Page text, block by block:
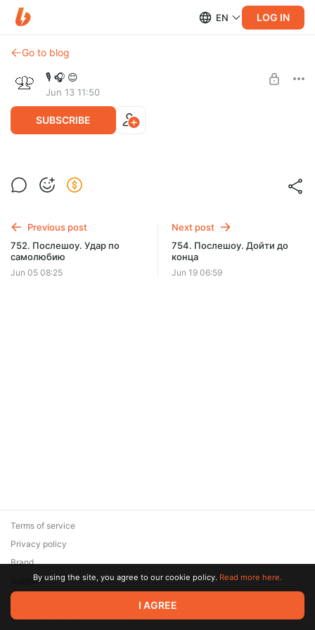
EN LOG IN
Go to blog
🎙 🎧 😊
Jun 13 11:50
SUBSCRIBE
Послешоу. Дело принципа
UNLOCK POST
Previous post
752. Послешоу. Удар по
самолюбию
Jun 05 08:25
Next post
754. Послешоу. Дойти до
конца
Jun 19 06:59
© 2026 Zaya Solutions Limited. All rights reserved. All trademarks
are the property of their respective owners.
Terms of service
Privacy policy
Brand
SupportBy using the site, you agree to our cookie policy. Read more here.
I AGREE